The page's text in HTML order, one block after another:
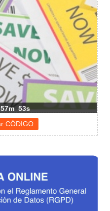
57m 53s